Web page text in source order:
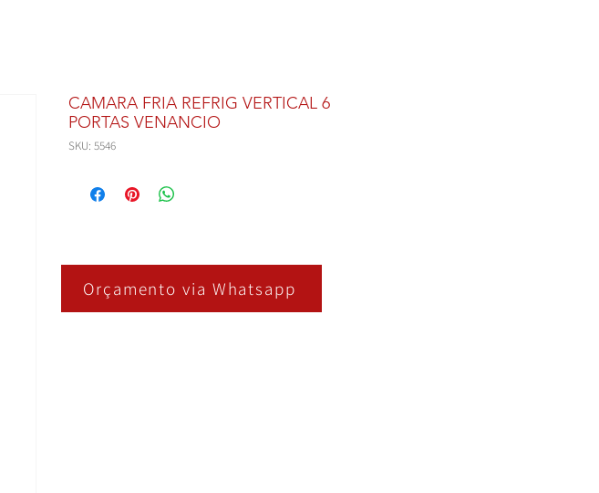
CAMARA FRIA REFRIG VERTICAL 6
PORTAS VENANCIO
SKU: 5546
Orçamento via Whatsapp